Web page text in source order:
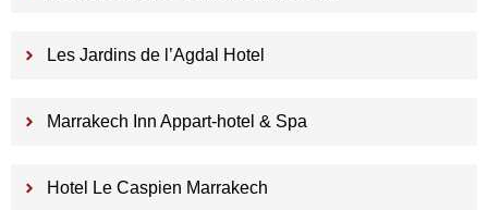
Les Jardins de l’Agdal Hotel
Marrakech Inn Appart-hotel & Spa
Hotel Le Caspien Marrakech